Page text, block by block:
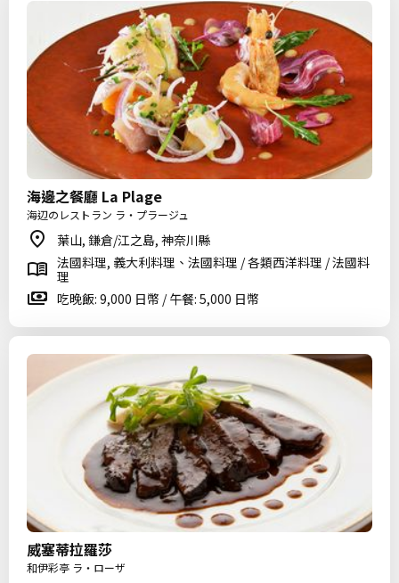
海邊之餐廳 La Plage
海辺のレストラン ラ・プラージュ
葉山, 鎌倉/江之島, 神奈川縣
法國料理, 義大利料理、法國料理 / 各類西洋料理 / 法國料
理
吃晚飯: 9,000 日幣 / 午餐: 5,000 日幣
威塞蒂拉羅莎
和伊彩亭 ラ・ローザ